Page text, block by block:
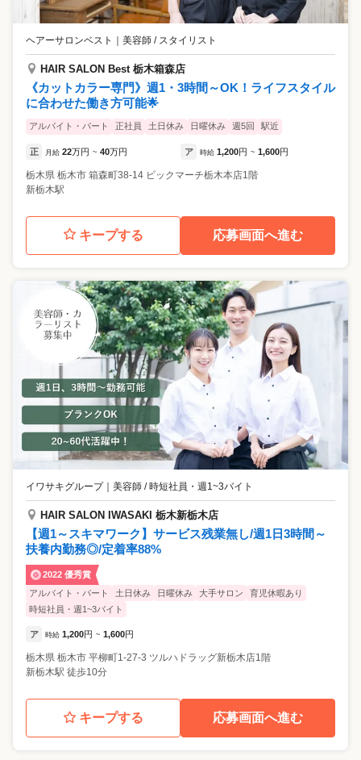
ヘアーサロンベスト 美容師 / スタイリスト
HAIR SALON Best 栃木箱森店
《カットカラー専門》週1・3時間～OK！ライフスタイル
に合わせた働き方可能🌟
アルバイト・パート 正社員 土日休み 日曜休み 週5回 駅近
正 月給 22万円 ~ 40万円 ア 時給 1,200円 ~ 1,600円
栃木県 栃木市 箱森町38-14 ビックマーチ栃木本店1階
新栃木駅
キープする 応募画面へ進む
イワサキグループ｜ 美容師 / 時短社員・週1~3バイト
HAIR SALON IWASAKI 栃木新栃木店
【週1～スキマワーク】サービス残業無し/週1日3時間～
扶養内勤務◎/定着率88%
2022 優秀賞
アルバイト・パート
土日休み 日曜休み 大手サロン
育児休暇あり
時短社員・週1~3バイト
ア 時給 1,200円 ~ 1,600円
栃木県 栃木市 平柳町1-27-3 ツルハドラッグ新栃木店1階
新栃木駅 徒歩10分
キープする 応募画面へ進む